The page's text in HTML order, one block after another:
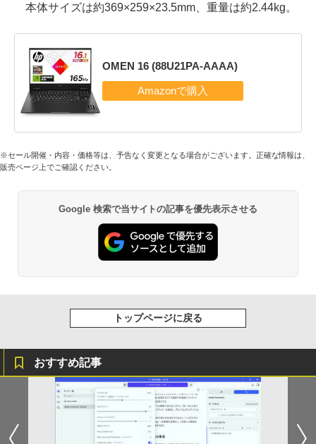
本体サイズは約369×259×23.5mm、重量は約2.44kg。
OMEN 16 (88U21PA-AAAA)
※セール開催・内容・価格等は、予告なく変更となる場合がございます。正確な情報は、
販売ページ上でご確認ください。
Google 検索で当サイトの記事を優先表示させる
トップページに戻る
おすすめ記事